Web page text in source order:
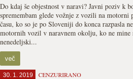
Do kdaj še objestnost v naravi? Javni poziv k
spremembam glede vožnje z vozili na
času, ko so je po Sloveniji do konca razpasla
motornih vozil v naravnem okolju, ko ne mine
nenedeljski...
več
30. 1. 2019 CENZURIRANO